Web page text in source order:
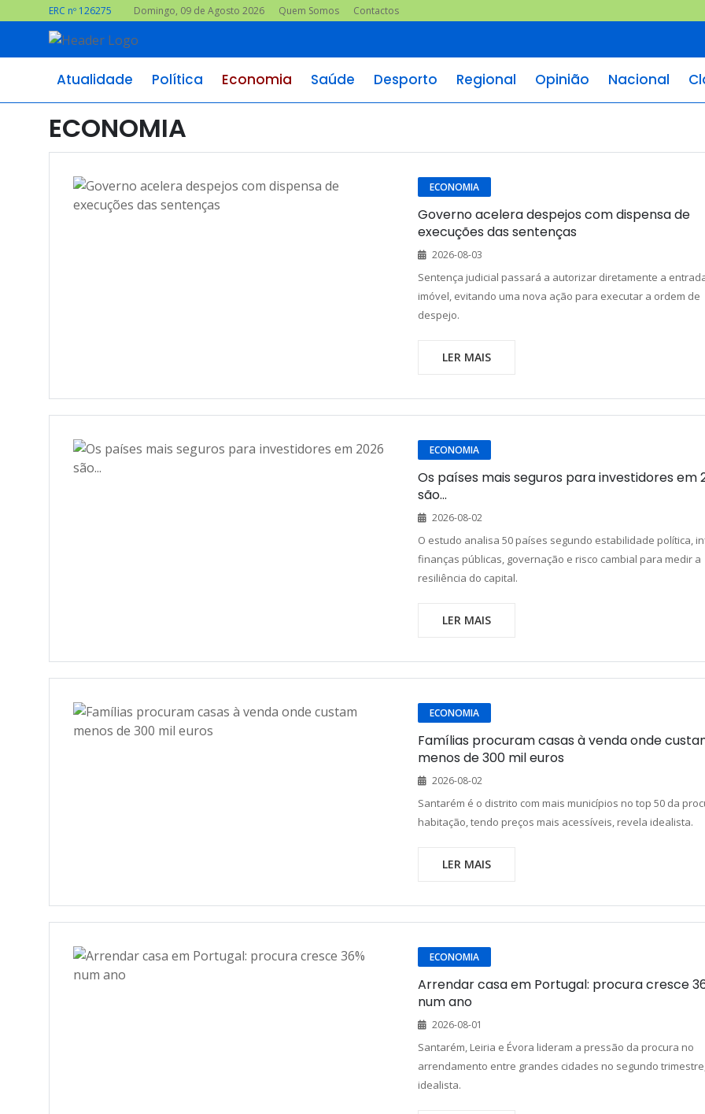
ERC nº 126275 Domingo, 09 de Agosto 2026 Quem Somos Contactos
Atualidade Política Economia Saúde Desporto Regional Opinião Nacional
ECONOMIA
ECONOMIA
Governo acelera despejos com dispensa de
execuções das sentenças
2026-08-03
Sentença judicial passará a autorizar diretamente a
imóvel, evitando uma nova ação para executar a ordem de
despejo.
LER MAIS
ECONOMIA
Os países mais seguros para investidores em
são...
2026-08-02
O estudo analisa 50 países segundo estabilidade política,
finanças públicas, governação e risco cambial para medir a
resiliência do capital.
LER MAIS
ECONOMIA
Famílias procuram casas à venda onde
menos de 300 mil euros
2026-08-02
Santarém é o distrito com mais municípios no top 50 da
habitação, tendo preços mais acessíveis, revela idealista.
LER MAIS
ECONOMIA
Arrendar casa em Portugal: procura cresce
num ano
2026-08-01
Santarém, Leiria e Évora lideram a pressão da procura no
arrendamento entre grandes cidades no segundo
idealista.